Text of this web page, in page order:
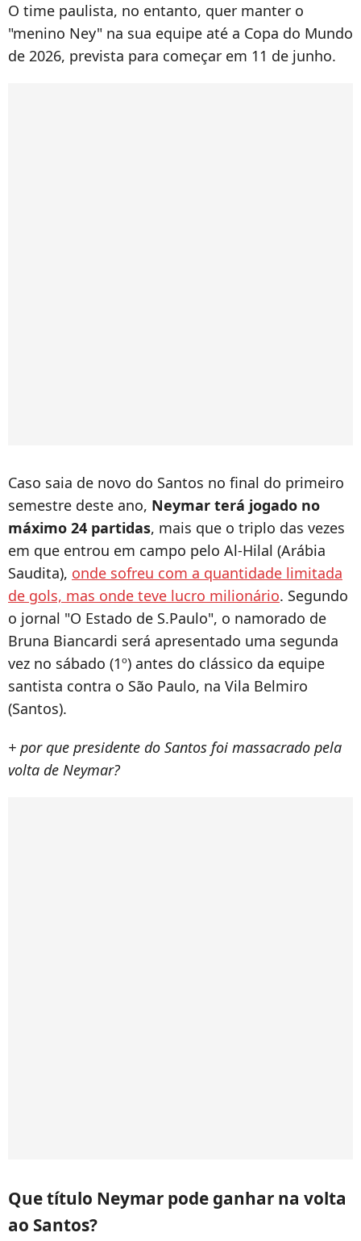
O time paulista, no entanto, quer manter o
"menino Ney" na sua equipe até a Copa do Mundo
de 2026, prevista para começar em 11 de junho.
Caso saia de novo do Santos no final do primeiro
semestre deste ano, Neymar terá jogado no
máximo 24 partidas, mais que o triplo das vezes
em que entrou em campo pelo Al-Hilal (Arábia
Saudita), onde sofreu com a quantidade limitada
de gols, mas onde teve lucro milionário. Segundo
o jornal "O Estado de S.Paulo", o namorado de
Bruna Biancardi será apresentado uma segunda
vez no sábado (1º) antes do clássico da equipe
santista contra o São Paulo, na Vila Belmiro
(Santos).
+ por que presidente do Santos foi massacrado pela
volta de Neymar?
Que título Neymar pode ganhar na volta
ao Santos?